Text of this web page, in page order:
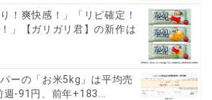
！爽快感！」「リピ確定！
」【ガリガリ君】の新作は
パーの「お米5kg」は平均売
-91円、前年+183...